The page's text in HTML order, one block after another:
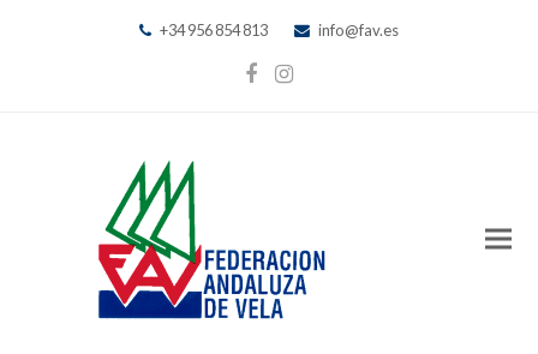
+34 956 854 813 info@fav.es
Facebook
Instagram